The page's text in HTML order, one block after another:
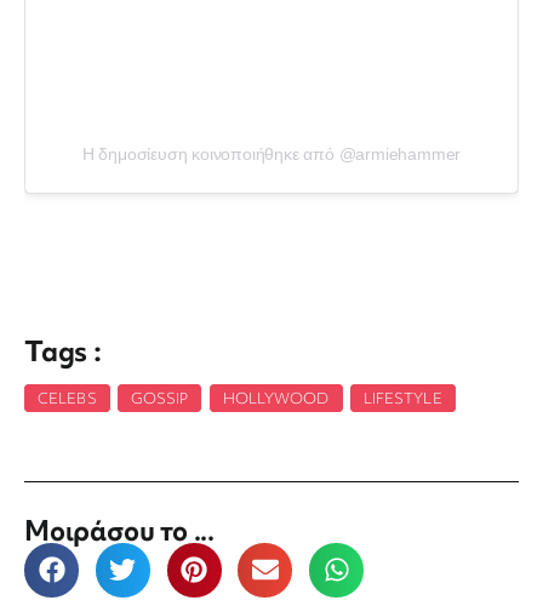
Η δημοσίευση κοινοποιήθηκε από @armiehammer
Tags :
CELEBS GOSSIP HOLLYWOOD LIFESTYLE
Μοιράσου το ...